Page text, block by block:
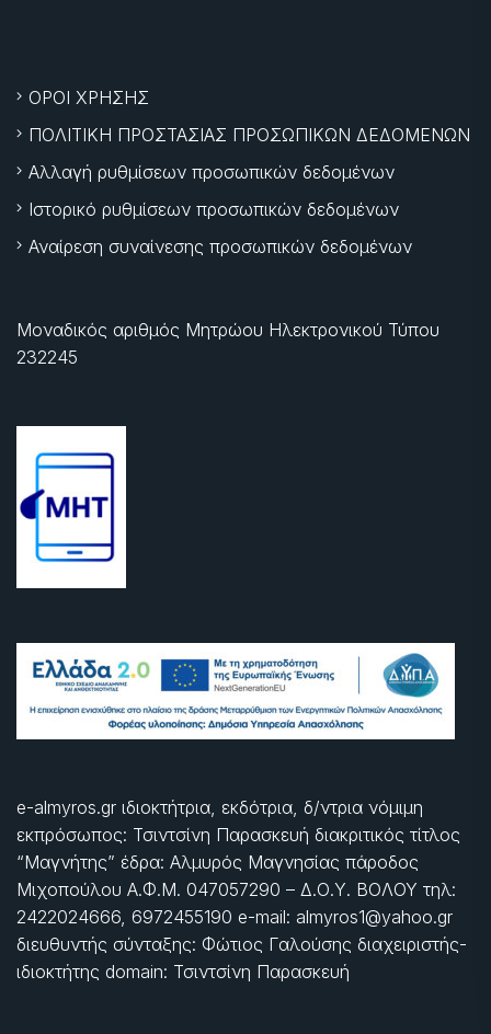
ΟΡΟΙ ΧΡΗΣΗΣ
ΠΟΛΙΤΙΚΗ ΠΡΟΣΤΑΣΙΑΣ ΠΡΟΣΩΠΙΚΩΝ ΔΕΔΟΜΕΝΩΝ
Αλλαγή ρυθμίσεων προσωπικών δεδομένων
Ιστορικό ρυθμίσεων προσωπικών δεδομένων
Αναίρεση συναίνεσης προσωπικών δεδομένων
Μοναδικός αριθμός Μητρώου Ηλεκτρονικού Τύπου
232245
e-almyros.gr ιδιοκτήτρια, εκδότρια, δ/ντρια νόμιμη
εκπρόσωπος: Τσιντσίνη Παρασκευή διακριτικός τίτλος
“Μαγνήτης” έδρα: Αλμυρός Μαγνησίας πάροδος
Μιχοπούλου Α.Φ.Μ. 047057290 – Δ.Ο.Υ. ΒΟΛΟΥ τηλ:
2422024666, 6972455190 e-mail: almyros1@yahoo.gr
διευθυντής σύνταξης: Φώτιος Γαλούσης διαχειριστής-
ιδιοκτήτης domain: Τσιντσίνη Παρασκευή